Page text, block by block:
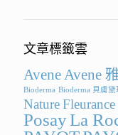
文章標籤雲
Avene Avene
Bioderma Bioderma 貝膚黛
Nature
PosayLa